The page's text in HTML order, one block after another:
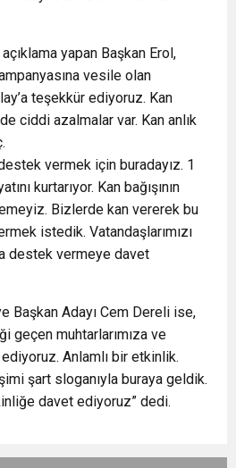
açıklama yapan Başkan Erol,
vesile olan
teşekkür ediyoruz. Kan
ciddi azalmalar var. Kan anlık
vermek için buradayız. 1
kurtarıyor. Kan bağışının
Bizlerde kan vererek bu
istedik. Vatandaşlarımızı
destek vermeye davet
Başkan Adayı Cem Dereli ise,
geçen muhtarlarımıza ve
ediyoruz. Anlamlı bir etkinlik.
şart sloganıyla buraya geldik.
davet ediyoruz” dedi.